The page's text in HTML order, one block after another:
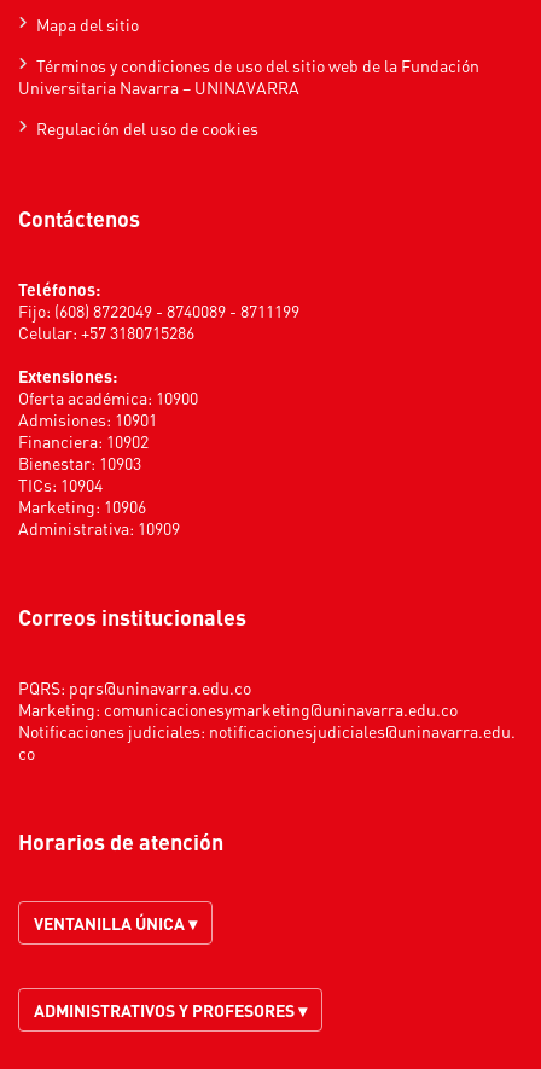
Mapa del sitio
Términos y condiciones de uso del sitio web de la Fundación
Universitaria Navarra – UNINAVARRA
Regulación del uso de cookies
Contáctenos
Teléfonos:
Fijo: (608) 8722049 - 8740089 - 8711199
Celular: +57 3180715286
Extensiones:
Oferta académica: 10900
Admisiones: 10901
Financiera: 10902
Bienestar: 10903
TICs: 10904
Marketing: 10906
Administrativa: 10909
Correos institucionales
PQRS: pqrs@uninavarra.edu.co
Marketing: comunicacionesymarketing@uninavarra.edu.co
Notificaciones judiciales: notificacionesjudiciales@uninavarra.edu.
co
Horarios de atención
VENTANILLA ÚNICA ▾
ADMINISTRATIVOS Y PROFESORES ▾